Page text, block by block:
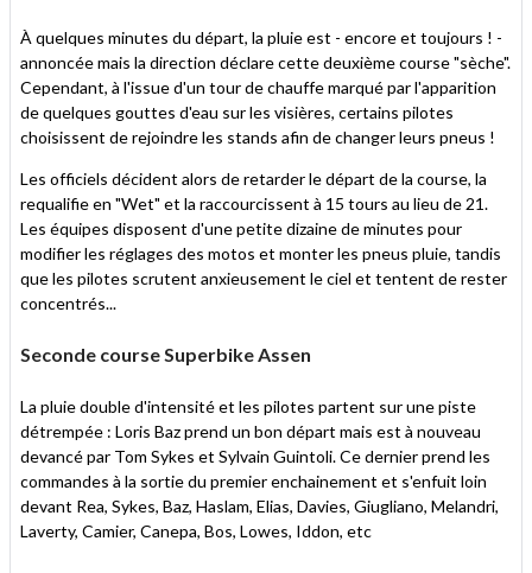
À quelques minutes du départ, la pluie est - encore et toujours ! -
annoncée mais la direction déclare cette deuxième course "sèche".
Cependant, à l'issue d'un tour de chauffe marqué par l'apparition
de quelques gouttes d'eau sur les visières, certains pilotes
choisissent de rejoindre les stands afin de changer leurs pneus !
Les officiels décident alors de retarder le départ de la course, la
requalifie en "Wet" et la raccourcissent à 15 tours au lieu de 21.
Les équipes disposent d'une petite dizaine de minutes pour
modifier les réglages des motos et monter les pneus pluie, tandis
que les pilotes scrutent anxieusement le ciel et tentent de rester
concentrés...
Seconde course Superbike Assen
La pluie double d'intensité et les pilotes partent sur une piste
détrempée : Loris Baz prend un bon départ mais est à nouveau
devancé par Tom Sykes et Sylvain Guintoli. Ce dernier prend les
commandes à la sortie du premier enchainement et s'enfuit loin
devant Rea, Sykes, Baz, Haslam, Elias, Davies, Giugliano, Melandri,
Laverty, Camier, Canepa, Bos, Lowes, Iddon, etc